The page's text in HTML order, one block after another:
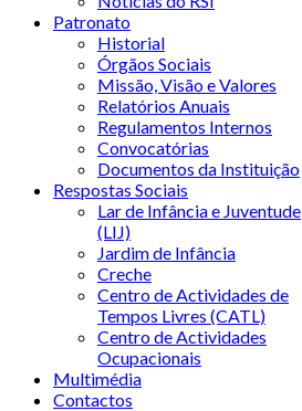
Patronato
Historial
Órgãos Sociais
Missão, Visão e Valores
Relatórios Anuais
Regulamentos Internos
Convocatórias
Documentos da Instituição
Respostas Sociais
Lar de Infância e Juventude
(LIJ)
Jardim de Infância
Creche
Centro de Actividades de
Tempos Livres (CATL)
Centro de Actividades
Ocupacionais
Multimédia
Contactos